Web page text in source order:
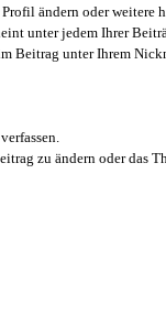
ändern oder weitere
unter jedem Ihrer
Beitrag unter Ihrem
zu ändern oder das